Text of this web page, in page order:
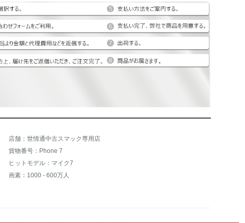
店舗：世情通中古スマック専用店
貨物番号：Phone 7
ヒットモデル：マイク7
画素：1000 - 600万人